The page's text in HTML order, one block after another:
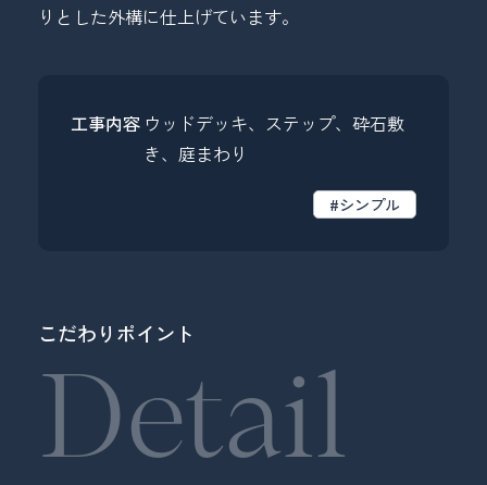
りとした外構に仕上げています。
#シンプル
工事内容 ウッドデッキ、ステップ、砕石敷
き、庭まわり
こだわりポイント
Detail